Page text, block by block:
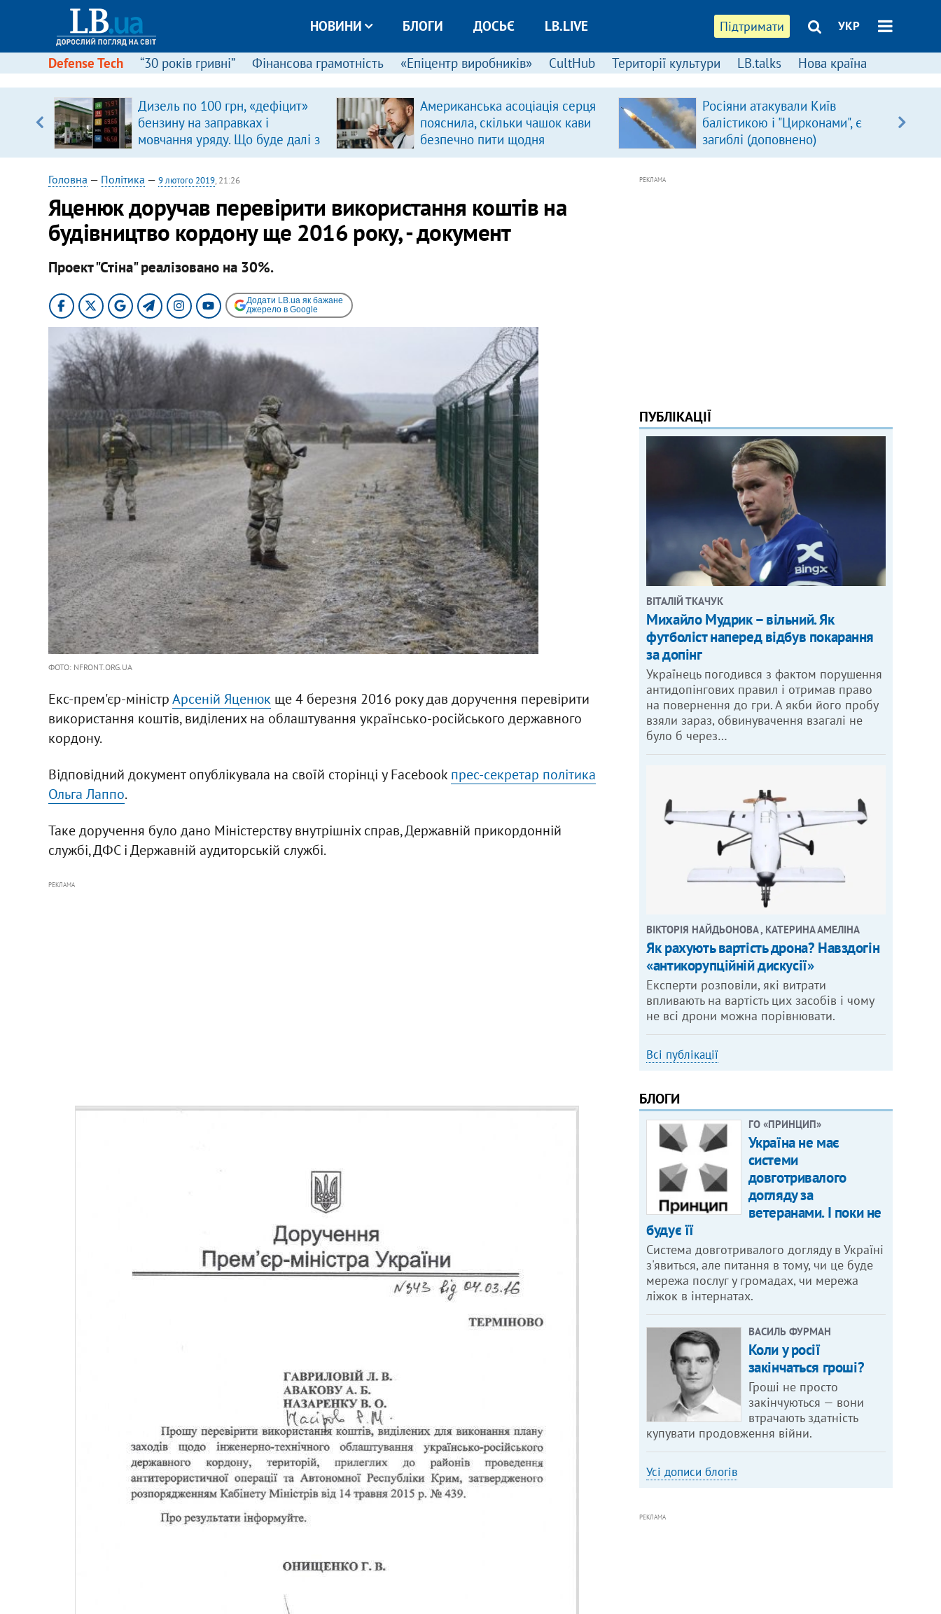
Підтримати УКР
НОВИНИ БЛОГИ ДОСЬЄ LB.LIVE
Defense Tech “30 років гривні” Фінансова грамотність «Епіцентр виробників» CultHub Території культури LB.talks Нова країна
Дизель по 100 грн, «дефіцит»
бензину на заправках і
мовчання уряду. Що буде далі з
цінами на пальне?
Американська асоціація серця
пояснила, скільки чашок кави
безпечно пити щодня
Росіяни атакували Київ
балістикою і "Цирконами", є
загиблі (доповнено)
Головна — Політика — 9 лютого 2019, 21:26
Яценюк доручав перевірити використання коштів на
будівництво кордону ще 2016 року, - документ
Проект "Стіна" реалізовано на 30%.
Додати LB.ua як бажане
джерело в Google
ФОТО: NFRONT.ORG.UA
Екс-прем'єр-міністрАрсеній Яценюк ще 4 березня 2016 року дав доручення перевірити
використання коштів, виділених на облаштування українсько-російського державного
кордону.
Відповідний документ опублікувала на своїй сторінці у Facebook прес-секретар політика
Ольга Лаппо.
Таке доручення було дано Міністерству внутрішніх справ, Державній прикордонній
службі, ДФС і Державній аудиторській службі.
РЕКЛАМА
РЕКЛАМА
ПУБЛІКАЦІЇ
ВІТАЛІЙ ТКАЧУК
Михайло Мудрик – вільний. Як
футболіст наперед відбув покарання
за допінг
Українець погодився з фактом порушення
антидопінгових правил і отримав право
на повернення до гри. А якби його пробу
взяли зараз, обвинувачення взагалі не
було б через…
ВІКТОРІЯ НАЙДЬОНОВА , КАТЕРИНА АМЕЛІНА
Як рахують вартість дрона? Навздогін
«антикорупційній дискусії»
Експерти розповіли, які витрати
впливають на вартість цих засобів і чому
не всі дрони можна порівнювати.
Всі публікації
БЛОГИ
ГО «ПРИНЦИП»
Україна не має
системи
довготривалого
догляду за
ветеранами. І поки не
будує її
Система довготривалого догляду в Україні
з'явиться, але питання в тому, чи це буде
мережа послуг у громадах, чи мережа
ліжок в інтернатах.
ВАСИЛЬ ФУРМАН
Коли у росії
закінчаться гроші?
Гроші не просто
закінчуються — вони
втрачають здатність
купувати продовження війни.
Усі дописи блогів
РЕКЛАМА